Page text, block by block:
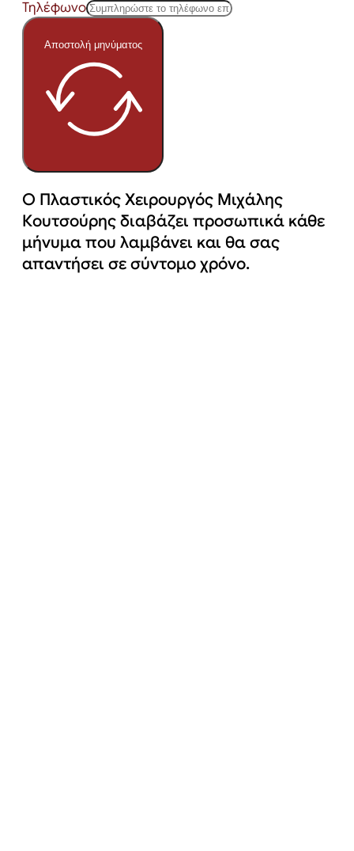
Τηλέφωνο
Αποστολή μηνύματος
Ο Πλαστικός Χειρουργός Μιχάλης
Κουτσούρης διαβάζει προσωπικά κάθε
μήνυμα που λαμβάνει και θα σας
απαντήσει σε σύντομο χρόνο.